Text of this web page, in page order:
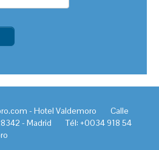
- Hotel Valdemoro
Calle
- Madrid
Tél: +0034 918 54